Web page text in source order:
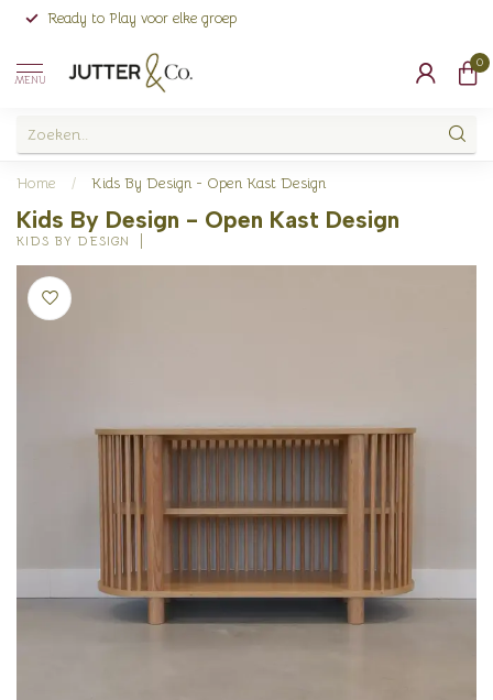
Ready to Play voor elke groep
MENU
0
Home / Kids By Design - Open Kast Design
Kids By Design - Open Kast Design
KIDS BY DESIGN